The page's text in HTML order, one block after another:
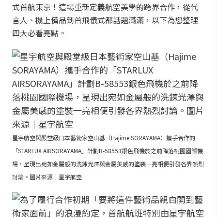
式首航東京！這場重新定義航空美學的跨界合作，從代
言人、機上備品到首飛儀式都話題滿滿，以下為您整理
四大必看亮點。
星宇航空與殿堂級日本藝術家空山基（Hajime SORAYAMA）攜手合作的
「STARLUX AIRSORAYAMA」計劃B-58553銀色飛機於之前降落桃園國際機
場，呈現出宛如金屬般的洗鍊光澤與金屬美感的塗裝一亮相便引發各界熱烈
討論。圖片來源｜星宇航空